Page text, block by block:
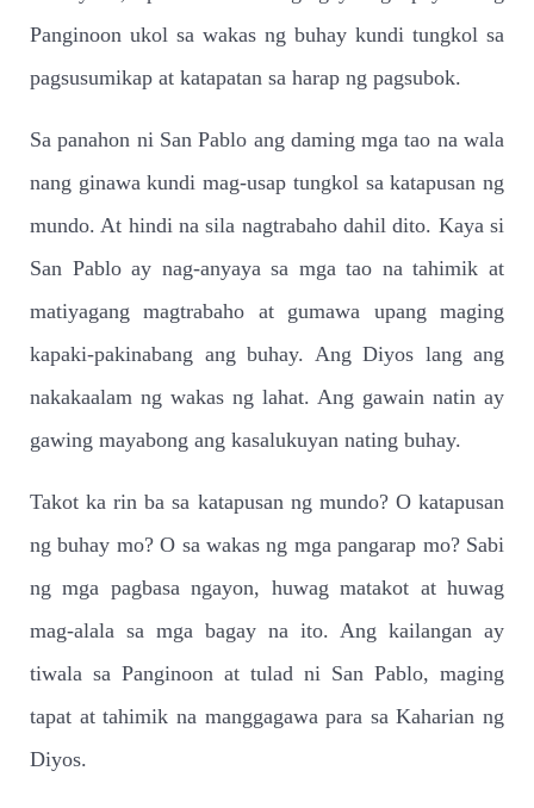
Panginoon ukol sa wakas ng buhay kundi tungkol sa
pagsusumikap at katapatan sa harap ng pagsubok.
Sa panahon ni San Pablo ang daming mga tao na wala
nang ginawa kundi mag-usap tungkol sa katapusan ng
mundo. At hindi na sila nagtrabaho dahil dito. Kaya si
San Pablo ay nag-anyaya sa mga tao na tahimik at
matiyagang magtrabaho at gumawa upang maging
kapaki-pakinabang ang buhay. Ang Diyos lang ang
nakakaalam ng wakas ng lahat. Ang gawain natin ay
gawing mayabong ang kasalukuyan nating buhay.
Takot ka rin ba sa katapusan ng mundo? O katapusan
ng buhay mo? O sa wakas ng mga pangarap mo? Sabi
ng mga pagbasa ngayon, huwag matakot at huwag
mag-alala sa mga bagay na ito. Ang kailangan ay
tiwala sa Panginoon at tulad ni San Pablo, maging
tapat at tahimik na manggagawa para sa Kaharian ng
Diyos.